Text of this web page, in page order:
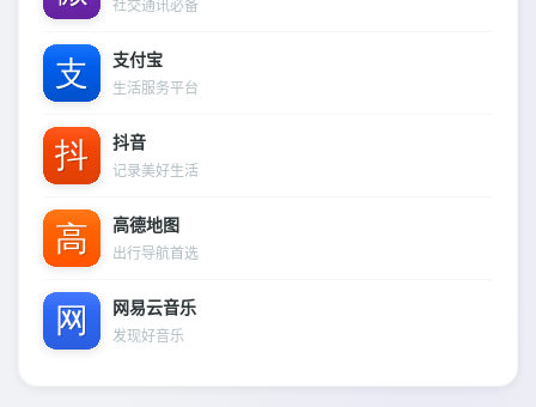
社交通讯必备
支付宝
生活服务平台
抖音
记录美好生活
高德地图
出行导航首选
网易云音乐
发现好音乐